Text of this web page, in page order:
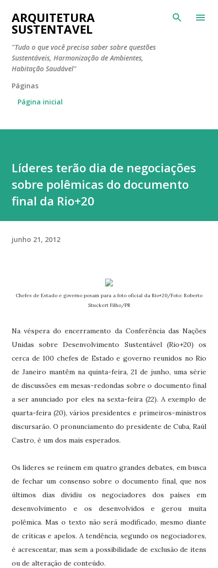
Pular para o conteúdo principal
ARQUITETURA
SUSTENTAVEL
"Tudo o que você precisa saber sobre questões
Sustentáveis, Harmonização de Ambientes,
Habitação Saudável"
Páginas
Página inicial
Líderes terão dia de negociações
sobre polêmicas do documento
final da Rio+20
junho 21, 2012
Chefes de Estado e governo posam para a foto oficial da Rio+20/Foto: Roberto
Stuckert Filho/PR
Na véspera do encerramento da Conferência das Nações
Unidas sobre Desenvolvimento Sustentável (Rio+20) os
cerca de 100 chefes de Estado e governo reunidos no Rio
de Janeiro mantêm na quinta-feira, 21 de junho, uma série
de discussões em mesas-redondas sobre o documento final
a ser anunciado por eles na sexta-feira (22). A exemplo de
quarta-feira (20), vários presidentes e primeiros-ministros
discursarão. O pronunciamento do presidente de Cuba, Raúl
Castro, é um dos mais esperados.
Os líderes se reúnem em quatro grandes debates, em busca
de fechar um consenso sobre o documento final, que nos
últimos dias dividiu os negociadores dos países em
desenvolvimento e os desenvolvidos e gerou muita
polêmica. Mas o texto não será modificado, mesmo diante
de críticas e apelos. A tendência, segundo os negociadores,
é acrescentar, mas sem a possibilidade de exclusão de itens
ou de alteração de conteúdo.